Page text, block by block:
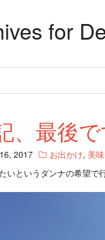
for
、最後で
2017 お出かけ, 美
いというダンナの希望で